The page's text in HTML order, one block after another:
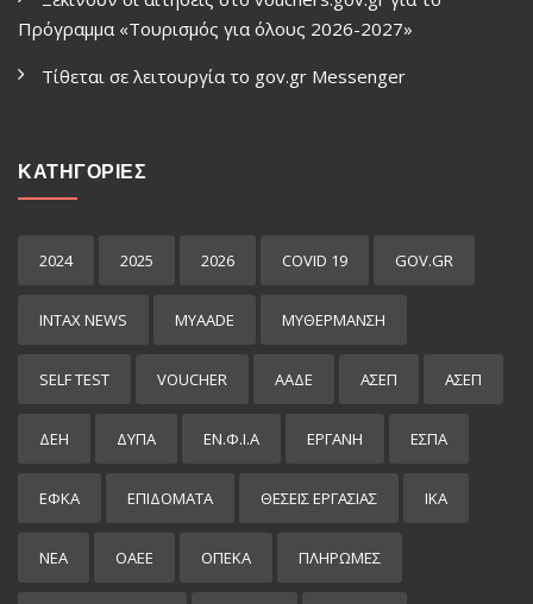
Πρόγραμμα «Τουρισμός για όλους 2026-2027»
Τίθεται σε λειτουργία το gov.gr Μessenger
ΚΑΤΗΓΟΡΙΕΣ
2024 2025 2026 COVID 19 GOV.GR
INTAX NEWS MYAADE MYΘΈΡΜΑΝΣΗ
SELF TEST VOUCHER ΑΑΔΕ ΑΣΕΠ ΑΣΕΠ
ΔΕΗ ΔΥΠΑ ΕΝ.Φ.Ι.Α ΕΡΓΑΝΗ ΕΣΠΑ
ΕΦΚΑ ΕΠΙΔΌΜΑΤΑ ΘΕΣΕΙΣ ΕΡΓΑΣΙΑΣ ΙΚΑ
ΝΕΑ ΟΑΕΕ ΟΠΕΚΑ ΠΛΗΡΩΜΕΣ